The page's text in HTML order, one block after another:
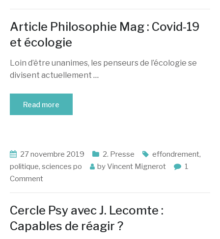
Article Philosophie Mag : Covid-19
et écologie
Loin d’être unanimes, les penseurs de l’écologie se
divisent actuellement …
Read more
27 novembre 2019 2. Presse effondrement,
politique, sciences po byVincent Mignerot
1
Comment
Cercle Psy avec J. Lecomte :
Capables de réagir ?